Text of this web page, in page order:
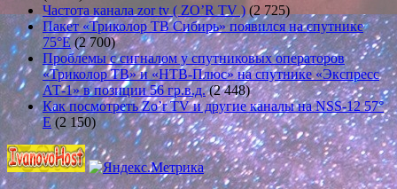
Частота канала zor tv ( ZO’R TV ) (2 725)
Пакет «Триколор ТВ Сибирь» появился на спутнике
75°E (2 700)
Проблемы с сигналом у спутниковых операторов
«Триколор ТВ» и «НТВ-Плюс» на спутнике «Экспресс
АТ-1» в позиции 56 гр.в.д. (2 448)
Как посмотреть Zo’r TV и другие каналы на NSS-12 57°
E (2 150)